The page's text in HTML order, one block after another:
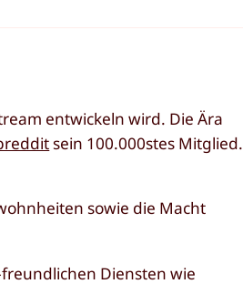
entwickeln wird. Die Ära
sein 100.000stes Mitglied.
sowie die Macht
Diensten wie